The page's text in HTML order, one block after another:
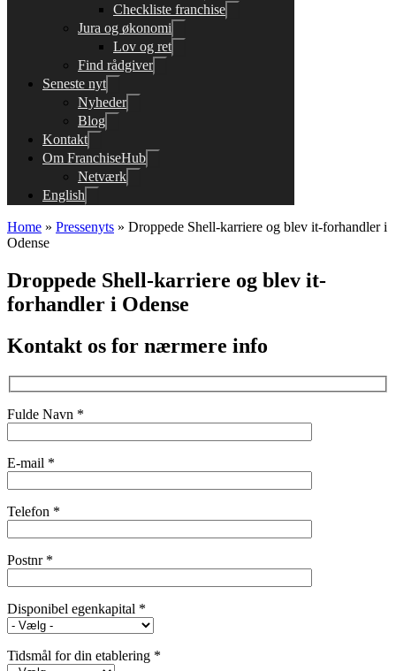
Checkliste franchise
Jura og økonomi
Lov og ret
Find rådgiver
Seneste nyt
Nyheder
Blog
Kontakt
Om FranchiseHub
Netværk
English
Home » Pressenyts » Droppede Shell-karriere og blev it-forhandler i
Odense
Droppede Shell-karriere og blev it-
forhandler i Odense
Kontakt os for nærmere info
Fulde Navn *
E-mail *
Telefon *
Postnr *
Disponibel egenkapital *
Tidsmål for din etablering *